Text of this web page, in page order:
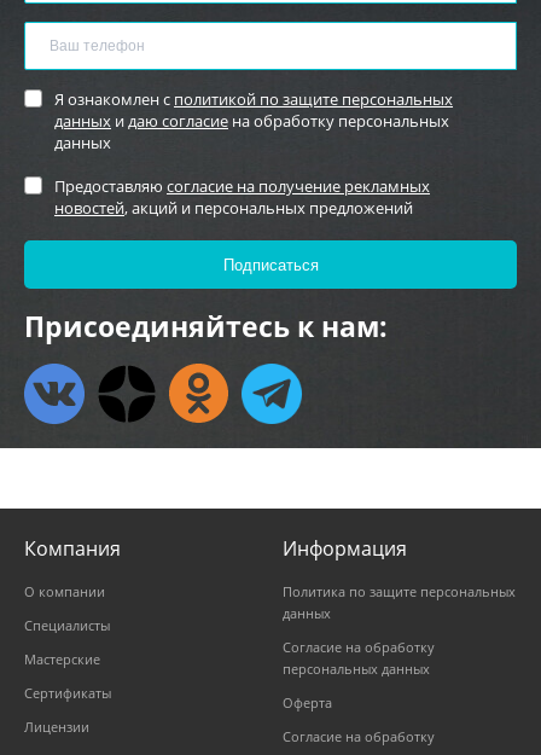
Я ознакомлен с политикой по защите персональных
данных идаю согласие на обработку персональных
данных
Предоставляю согласие на получение рекламных
новостей, акций и персональных предложений
Присоединяйтесь к нам:
Компания
О компании
Специалисты
Мастерские
Сертификаты
Лицензии
Информация
Политика по защите персональных
данных
Согласие на обработку
персональных данных
Оферта
Согласие на обработку